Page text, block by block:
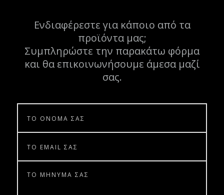
Ενδιαφέρεστε για κάποιο από τα
προϊόντα μας;
Συμπληρώστε την παρακάτω φόρμα
και θα επικοινωνήσουμε άμεσα μαζί
σας.